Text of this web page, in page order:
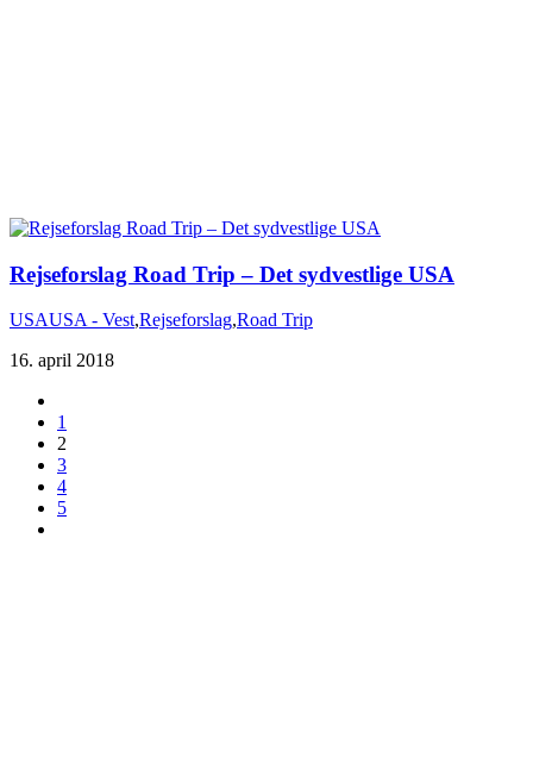
Rejseforslag Road Trip – Det sydvestlige USA
USAUSA - Vest,Rejseforslag,Road Trip
16. april 2018
1
2
3
4
5